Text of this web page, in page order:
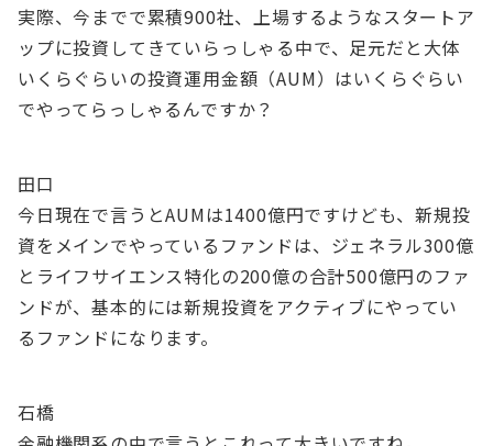
実際、今までで累積900社、上場するようなスタートア
ップに投資してきていらっしゃる中で、足元だと大体
いくらぐらいの投資運用金額（AUM）はいくらぐらい
でやってらっしゃるんですか？
田口
今日現在で言うとAUMは1400億円ですけども、新規投
資をメインでやっているファンドは、ジェネラル300億
とライフサイエンス特化の200億の合計500億円のファ
ンドが、基本的には新規投資をアクティブにやってい
るファンドになります。
石橋